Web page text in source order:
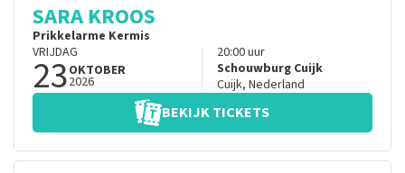
SARA KROOS
Prikkelarme Kermis
VRIJDAG
23OKTOBER
2026
20:00uur
Schouwburg Cuijk
Cuijk, Nederland
BEKIJK TICKETS